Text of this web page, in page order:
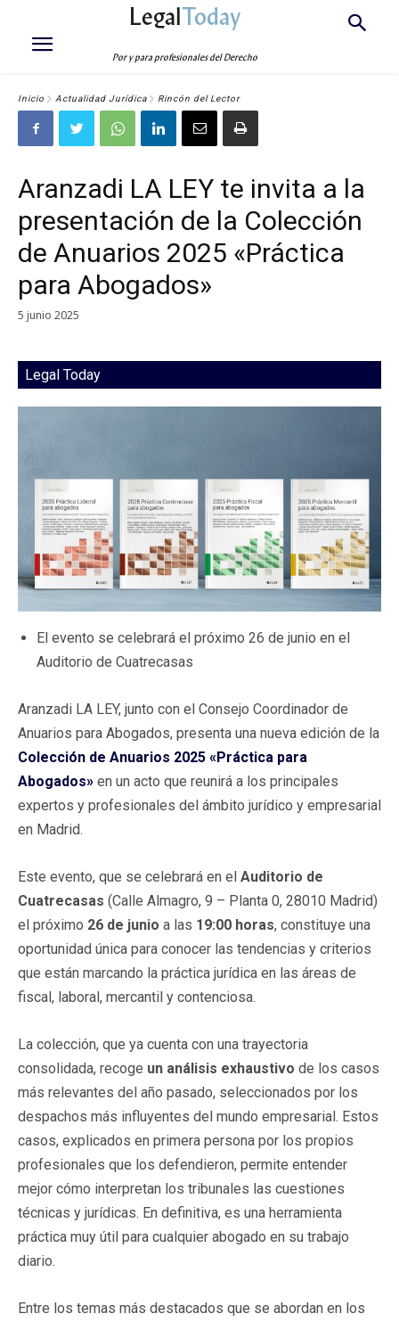
LegalToday
Por y para profesionales del Derecho
Inicio Actualidad Jurídica Rincón del Lector
Aranzadi LA LEY te invita a la
presentación de la Colección
de Anuarios 2025 «Práctica
para Abogados»
5 junio 2025
Legal Today
El evento se celebrará el próximo 26 de junio en el
Auditorio de Cuatrecasas
Aranzadi LA LEY, junto con el Consejo Coordinador de
Anuarios para Abogados, presenta una nueva edición de la
Colección de Anuarios 2025 «Práctica para
Abogados» en un acto que reunirá a los principales
expertos y profesionales del ámbito jurídico y empresarial
en Madrid.
Este evento, que se celebrará en el Auditorio de
Cuatrecasas (Calle Almagro, 9 – Planta 0, 28010 Madrid)
el próximo 26 de junio a las 19:00 horas, constituye una
oportunidad única para conocer las tendencias y criterios
que están marcando la práctica jurídica en las áreas de
fiscal, laboral, mercantil y contenciosa.
La colección, que ya cuenta con una trayectoria
consolidada, recoge un análisis exhaustivo de los casos
más relevantes del año pasado, seleccionados por los
despachos más influyentes del mundo empresarial. Estos
casos, explicados en primera persona por los propios
profesionales que los defendieron, permite entender
mejor cómo interpretan los tribunales las cuestiones
técnicas y jurídicas. En definitiva, es una herramienta
práctica muy útil para cualquier abogado en su trabajo
diario.
Entre los temas más destacados que se abordan en los